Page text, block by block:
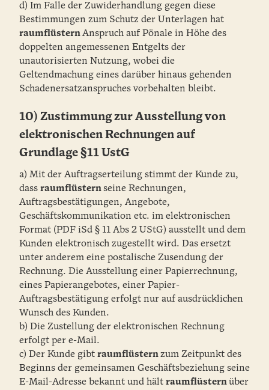
d) Im Falle der Zuwiderhandlung gegen diese
Bestimmungen zum Schutz der Unterlagen hat
raumflüsternAnspruch auf Pönale in Höhe des
doppelten angemessenen Entgelts der
unautorisierten Nutzung, wobei die
Geltendmachung eines darüber hinaus gehenden
Schadenersatzanspruches vorbehalten bleibt.
10) Zustimmung zur Ausstellung von
elektronischen Rechnungen auf
Grundlage §11 UstG
a) Mit der Auftragserteilung stimmt der Kunde zu,
dass raumflüsternseine Rechnungen,
Auftragsbestätigungen, Angebote,
Geschäftskommunikation etc. im elektronischen
Format (PDF iSd § 11 Abs 2 UStG) ausstellt und dem
Kunden elektronisch zugestellt wird. Das ersetzt
unter anderem eine postalische Zusendung der
Rechnung. Die Ausstellung einer Papierrechnung,
eines Papierangebotes, einer Papier-
Auftragsbestätigung erfolgt nur auf ausdrücklichen
Wunsch des Kunden.
b) Die Zustellung der elektronischen Rechnung
erfolgt per e-Mail.
c) Der Kunde gibt raumflüsternzum Zeitpunkt des
Beginns der gemeinsamen Geschäftsbeziehung seine
E-Mail-Adresse bekannt und hält raumflüsternüber